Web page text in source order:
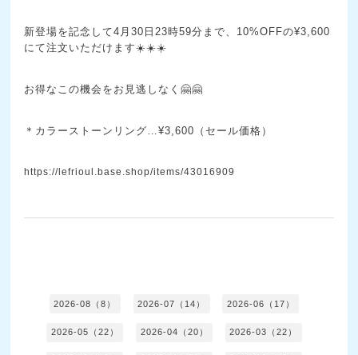
新登場を記念して4月30日23時59分まで、10%OFFの¥3,600
にて注文いただけます☀️☀️☀️
お得なこの機会をお見逃しなく🤗🤗
＊カラーストーンリング…¥3,600（セール価格）
https://lefrioul.base.shop/items/43016909
2026-08（8） 2026-07（14） 2026-06（17）
2026-05（22） 2026-04（20） 2026-03（22）